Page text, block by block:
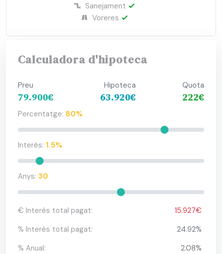
Sanejament
Voreres
Calculadora d'hipoteca
Preu
79.900€
Hipoteca
63.920€
Quota
222€
Percentatge: 80%
Interès: 1.5%
Anys: 30
€ Interès total pagat:
15.927€
% Interès total pagat:
24.92%
% Anual:
2.08%